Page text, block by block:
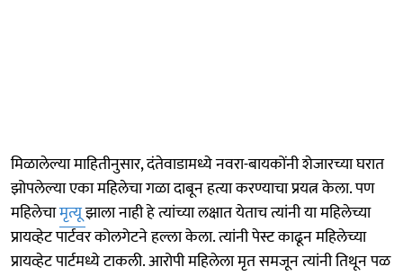
मिळालेल्या माहितीनुसार, दंतेवाडामध्ये नवरा-बायकोंनी शेजारच्या घरात
झोपलेल्या एका महिलेचा गळा दाबून हत्या करण्याचा प्रयत्न केला. पण
महिलेचामृत्यूझाला नाही हे त्यांच्या लक्षात येताच त्यांनी या महिलेच्या
प्रायव्हेट पार्टवर कोलगेटने हल्ला केला. त्यांनी पेस्ट काढून महिलेच्या
प्रायव्हेट पार्टमध्ये टाकली. आरोपी महिलेला मृत समजून त्यांनी तिथून पळ